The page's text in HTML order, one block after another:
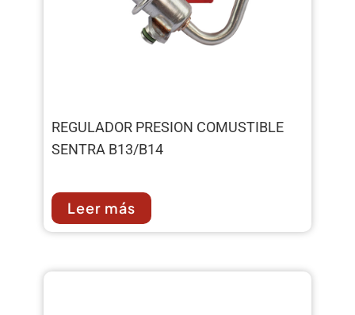
REGULADOR PRESION COMUSTIBLE
SENTRA B13/B14
Leer más